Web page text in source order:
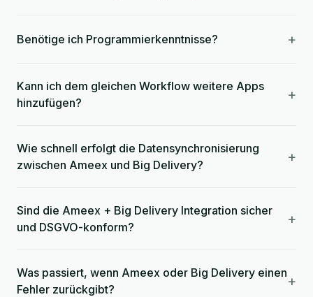
Benötige ich Programmierkenntnisse? +
Kann ich dem gleichen Workflow weitere Apps
hinzufügen?
+
Wie schnell erfolgt die Datensynchronisierung
zwischen Ameex und Big Delivery?
+
Sind die Ameex + Big Delivery Integration sicher
und DSGVO-konform?
+
Was passiert, wenn Ameex oder Big Delivery einen
Fehler zurückgibt?
+